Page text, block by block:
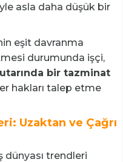
asla daha düşük bir
eşit davranma
durumunda işçi,
bir tazminat
hakları talep etme
Uzaktan ve Çağrı
dünyası trendleri